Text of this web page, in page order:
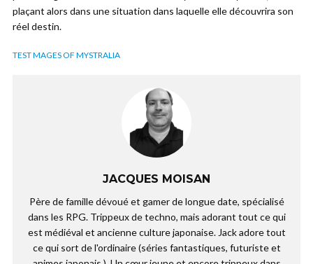
plaçant alors dans une situation dans laquelle elle découvrira son
réel destin.
TEST MAGES OF MYSTRALIA
JACQUES MOISAN
Père de famille dévoué et gamer de longue date, spécialisé
dans les RPG. Trippeux de techno, mais adorant tout ce qui
est médiéval et ancienne culture japonaise. Jack adore tout
ce qui sort de l'ordinaire (séries fantastiques, futuriste et